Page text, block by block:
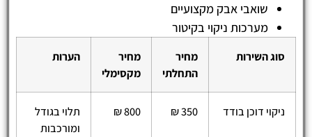
שואבי אבק מקצועיים
מערכות ניקוי בקיטור
סוג השירות
מחיר
התחלתי
מחיר
מקסימלי
הערות
ניקוי דוכן בודד 350 ₪
800 ₪
תלוי בגודל
ומורכבות